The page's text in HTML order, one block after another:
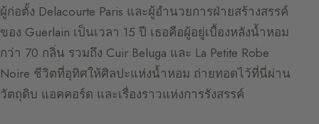
ผู้ก่อตั้ง Delacourte Paris และผู้อำนวยการฝ่ายสร้างสรรค์
ของ Guerlain เป็นเวลา 15 ปี เธอคือผู้อยู่เบื้องหลังน้ำหอม
กว่า 70 กลิ่น รวมถึง Cuir Beluga และ La Petite Robe
Noire ชีวิตที่อุทิศให้ศิลปะแห่งน้ำหอม ถ่ายทอดไว้ที่นี่ผ่าน
วัตถุดิบ แอคคอร์ด และเรื่องราวแห่งการรังสรรค์